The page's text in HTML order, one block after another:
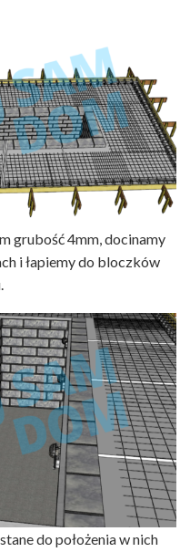
grubość 4mm, docinamy
i łapiemy do bloczków
do położenia w nich